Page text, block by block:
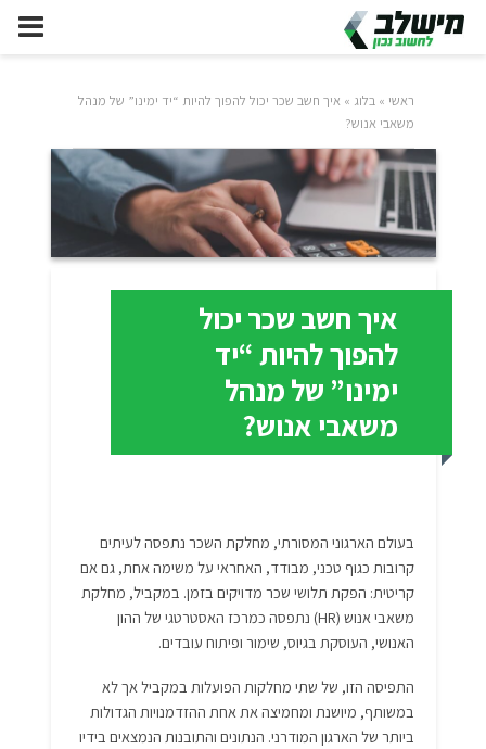
ראשי »בלוג »איך חשב שכר יכול להפוך להיות “יד ימינו” של מנהל
משאבי אנוש?
איך חשב שכר יכול
להפוך להיות “יד
ימינו” של מנהל
משאבי אנוש?
בעולם הארגוני המסורתי, מחלקת השכר נתפסה לעיתים
קרובות כגוף טכני, מבודד, האחראי על משימה אחת, גם אם
קריטית: הפקת תלושי שכר מדויקים בזמן. במקביל, מחלקת
משאבי אנוש (HR) נתפסה כמרכז האסטרטגי של ההון
האנושי, העוסקת בגיוס, שימור ופיתוח עובדים.
התפיסה הזו, של שתי מחלקות הפועלות במקביל אך לא
במשותף, מיושנת ומחמיצה את אחת ההזדמנויות הגדולות
ביותר של הארגון המודרני. הנתונים והתובנות הנמצאים בידיו